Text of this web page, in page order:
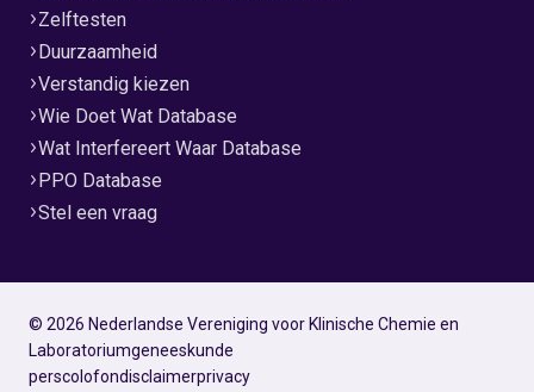
Zelftesten
Duurzaamheid
Verstandig kiezen
Wie Doet Wat Database
Wat Interfereert Waar Database
PPO Database
Stel een vraag
© 2026 Nederlandse Vereniging voor Klinische Chemie en
Laboratoriumgeneeskunde
perscolofondisclaimerprivacy